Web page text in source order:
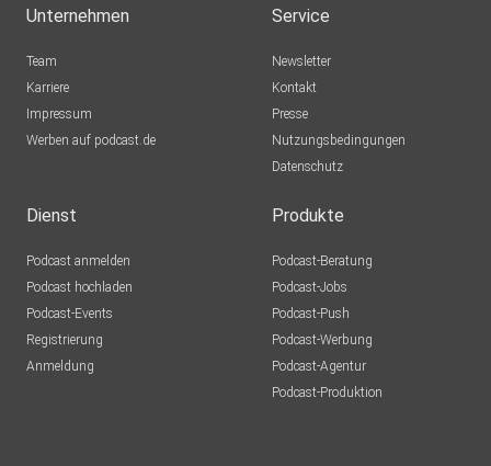
Unternehmen
Team
Karriere
Impressum
Werben auf podcast.de
Service
Newsletter
Kontakt
Presse
Nutzungsbedingungen
Datenschutz
Dienst
Podcast anmelden
Podcast hochladen
Podcast-Events
Registrierung
Anmeldung
Produkte
Podcast-Beratung
Podcast-Jobs
Podcast-Push
Podcast-Werbung
Podcast-Agentur
Podcast-Produktion